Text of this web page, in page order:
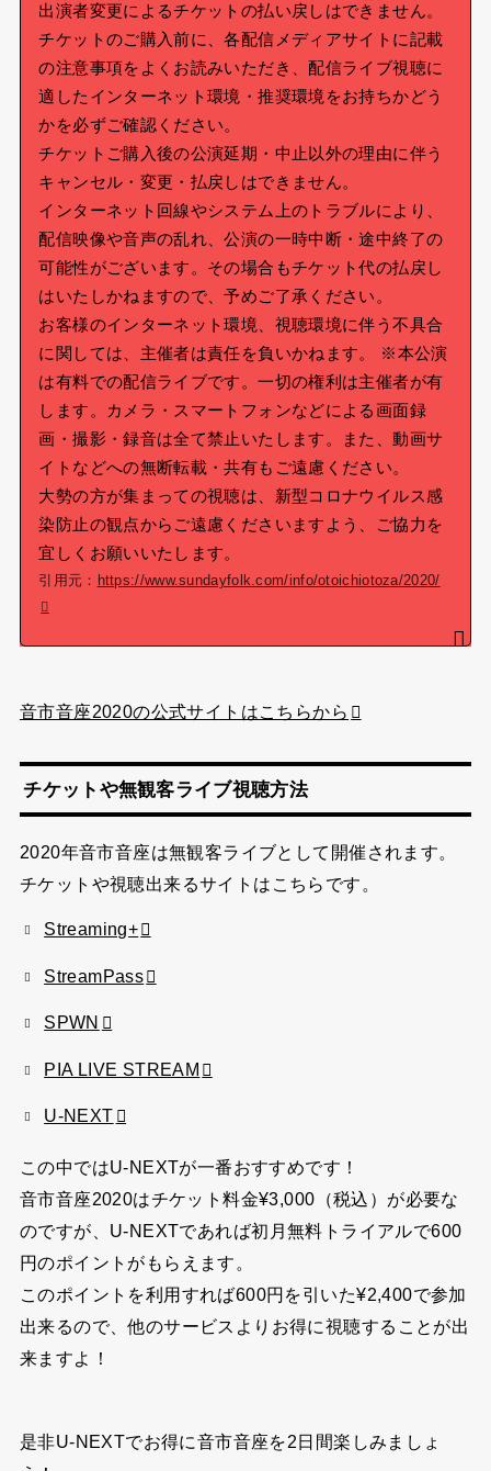
出演者変更によるチケットの払い戻しはできません。
チケットのご購入前に、各配信メディアサイトに記載
の注意事項をよくお読みいただき、配信ライブ視聴に
適したインターネット環境・推奨環境をお持ちかどう
かを必ずご確認ください。
チケットご購入後の公演延期・中止以外の理由に伴う
キャンセル・変更・払戻しはできません。
インターネット回線やシステム上のトラブルにより、
配信映像や音声の乱れ、公演の一時中断・途中終了の
可能性がございます。その場合もチケット代の払戻し
はいたしかねますので、予めご了承ください。
お客様のインターネット環境、視聴環境に伴う不具合
に関しては、主催者は責任を負いかねます。 ※本公演
は有料での配信ライブです。一切の権利は主催者が有
します。カメラ・スマートフォンなどによる画面録
画・撮影・録音は全て禁止いたします。また、動画サ
イトなどへの無断転載・共有もご遠慮ください。
大勢の方が集まっての視聴は、新型コロナウイルス感
染防止の観点からご遠慮くださいますよう、ご協力を
宜しくお願いいたします。
引用元： https://www.sundayfolk.com/info/otoichiotoza/2020/
音市音座2020の公式サイトはこちらから
チケットや無観客ライブ視聴方法
2020年音市音座は無観客ライブとして開催されます。
チケットや視聴出来るサイトはこちらです。
Streaming+
StreamPass
SPWN
PIA LIVE STREAM
U-NEXT
この中ではU-NEXTが一番おすすめです！
音市音座2020はチケット料金¥3,000（税込）が必要な
のですが、 U-NEXTであれば初月無料トライアルで600
円のポイント がもらえます。
このポイントを利用すれば600円を引いた¥2,400で参加
出来るので、他のサービスよりお得に視聴することが出
来ますよ！
是非U-NEXTでお得に音市音座を2日間楽しみましょ